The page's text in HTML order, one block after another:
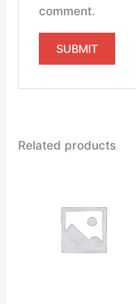
comment.
Related products